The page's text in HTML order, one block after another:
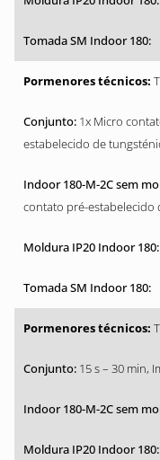
1x Micro
estabelecido de
contato pré-estabelecido
15 s – 30 min,